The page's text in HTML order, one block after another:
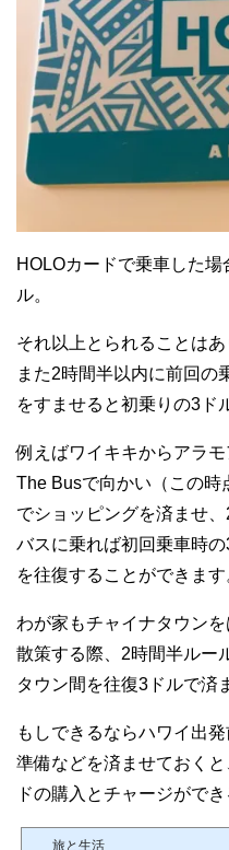
HOLOカードで乗車した
ル。
それ以上とられることはあ
また2時間半以内に前回の
をすませると初乗りの3ド
例えばワイキキからアラ
The Busで向かい（この時
でショッピングを済ませ
バスに乗れば初回乗車時
を往復することができます
わが家もチャイナタウン
散策する際、2時間半ルー
タウン間を往復3ドルで済
もしできるならハワイ出
準備などを済ませておく
ドの購入とチャージがで
旅と生活